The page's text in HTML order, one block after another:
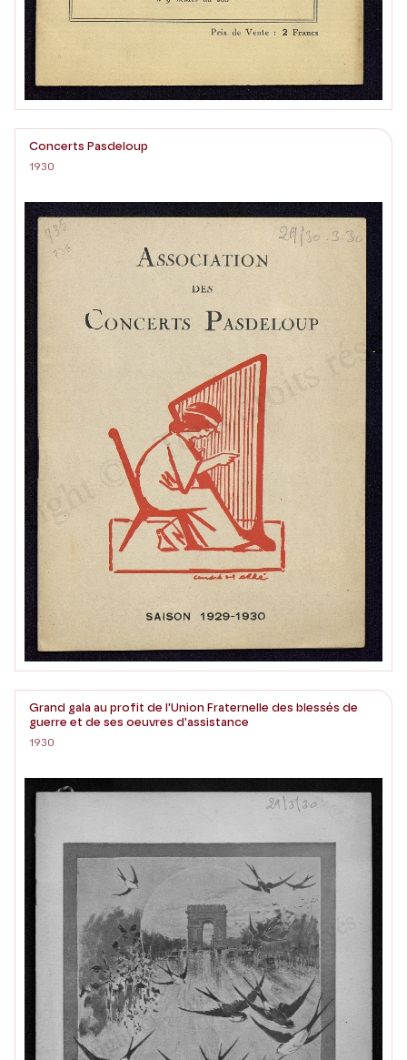
Concerts Pasdeloup
1930
Grand gala au profit de l'Union Fraternelle des blessés de
guerre et de ses oeuvres d'assistance
1930